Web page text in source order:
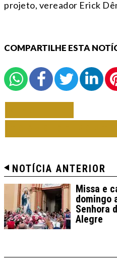
projeto, vereador Erick
COMPARTILHE ESTA
NOTÍCIA ANTERIOR
Missa e
domingo
Senhora
Alegre